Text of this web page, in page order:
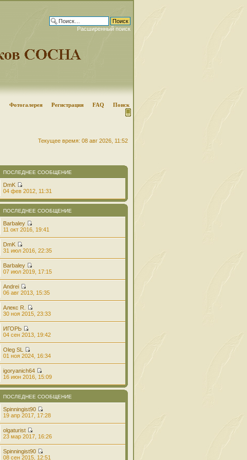
Расширенный поиск
Фотогалерея Регистрация FAQ Поиск
Текущее время: 08 авг 2026, 11:52
ПОСЛЕДНЕЕ СООБЩЕНИЕ
DmK
04 фев 2012, 11:31
ПОСЛЕДНЕЕ СООБЩЕНИЕ
Barbaley
11 окт 2016, 19:41
DmK
31 июл 2016, 22:35
Barbaley
07 июл 2019, 17:15
Andrei
06 авг 2013, 15:35
Алекс R.
30 ноя 2015, 23:33
ИГОРЬ
04 сен 2013, 19:42
Oleg SL
01 ноя 2024, 16:34
igoryanich64
16 июн 2016, 15:09
ПОСЛЕДНЕЕ СООБЩЕНИЕ
Spinningist90
19 апр 2017, 17:28
olgaturist
23 мар 2017, 16:26
Spinningist90
08 сен 2015, 12:51